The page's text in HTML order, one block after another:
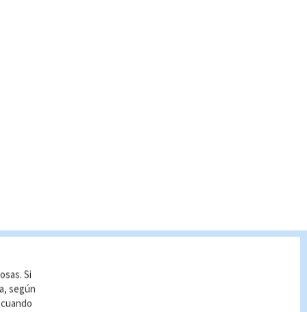
Si
según